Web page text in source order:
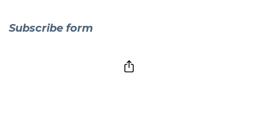
Subscribe form